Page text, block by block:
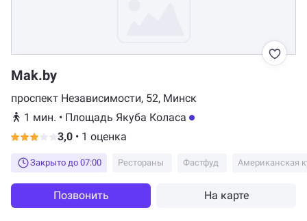
Mak.by
проспект Независимости, 52, Минск
1 мин. • Площадь Якуба Коласа
3,0 • 1 оценка
Закрыто до 07:00 Рестораны Фастфуд Американская
Позвонить На карте